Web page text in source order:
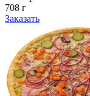
708 г
Заказать